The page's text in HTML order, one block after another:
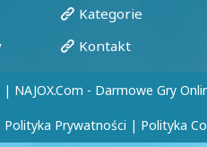
NAJOX.com - Darmowe Gry
Polityka Prywatności | Polityka